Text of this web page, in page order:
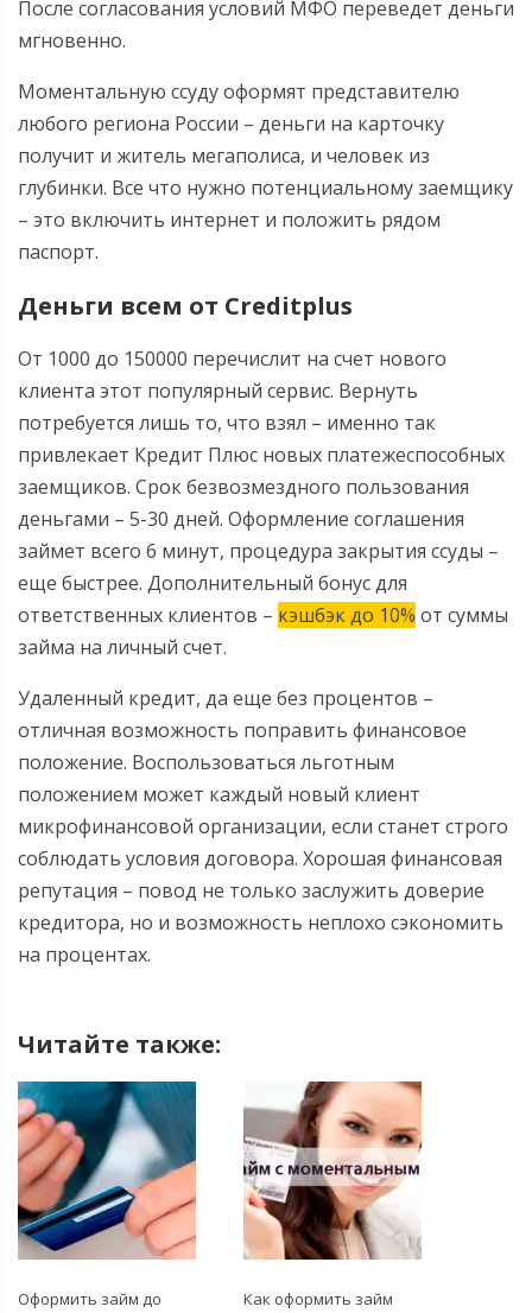
После согласования условий МФО переведет деньги
мгновенно.
Моментальную ссуду оформят представителю
любого региона России – деньги на карточку
получит и житель мегаполиса, и человек из
глубинки. Все что нужно потенциальному заемщику
– это включить интернет и положить рядом
паспорт.
Деньги всем от Creditplus
От 1000 до 150000 перечислит на счет нового
клиента этот популярный сервис. Вернуть
потребуется лишь то, что взял – именно так
привлекает Кредит Плюс новых платежеспособных
заемщиков. Срок безвозмездного пользования
деньгами – 5-30 дней. Оформление соглашения
займет всего 6 минут, процедура закрытия ссуды –
еще быстрее. Дополнительный бонус для
ответственных клиентов – кэшбэк до 10% от суммы
займа на личный счет.
Удаленный кредит, да еще без процентов –
отличная возможность поправить финансовое
положение. Воспользоваться льготным
положением может каждый новый клиент
микрофинансовой организации, если станет строго
соблюдать условия договора. Хорошая финансовая
репутация – повод не только заслужить доверие
кредитора, но и возможность неплохо сэкономить
на процентах.
Читайте также:
Оформить займ до
Как оформить займ